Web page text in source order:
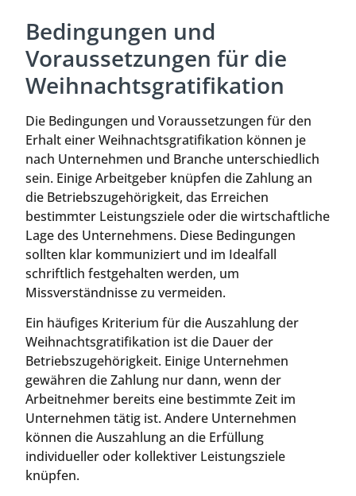
Bedingungen und
Voraussetzungen für die
Weihnachtsgratifikation
Die Bedingungen und Voraussetzungen für den
Erhalt einer Weihnachtsgratifikation können je
nach Unternehmen und Branche unterschiedlich
sein. Einige Arbeitgeber knüpfen die Zahlung an
die Betriebszugehörigkeit, das Erreichen
bestimmter Leistungsziele oder die wirtschaftliche
Lage des Unternehmens. Diese Bedingungen
sollten klar kommuniziert und im Idealfall
schriftlich festgehalten werden, um
Missverständnisse zu vermeiden.
Ein häufiges Kriterium für die Auszahlung der
Weihnachtsgratifikation ist die Dauer der
Betriebszugehörigkeit. Einige Unternehmen
gewähren die Zahlung nur dann, wenn der
Arbeitnehmer bereits eine bestimmte Zeit im
Unternehmen tätig ist. Andere Unternehmen
können die Auszahlung an die Erfüllung
individueller oder kollektiver Leistungsziele
knüpfen.